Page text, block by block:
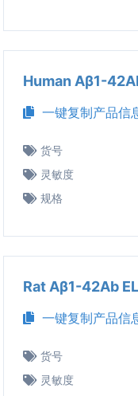
Human Aβ1-
一键复制产品信
货号
灵敏度
规格
Rat Aβ1-42Ab
一键复制产品信
货号
灵敏度